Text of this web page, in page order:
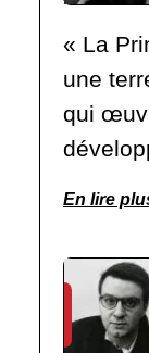
« La
une
qui
En lire